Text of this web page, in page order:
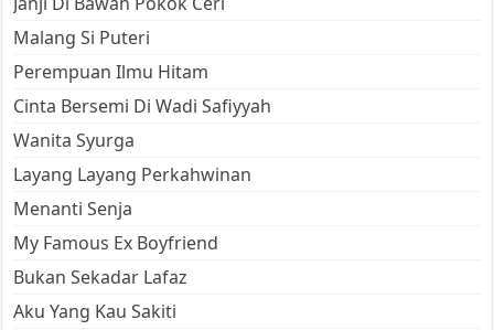
Malang Si Puteri
Perempuan Ilmu Hitam
Cinta Bersemi Di Wadi Safiyyah
Wanita Syurga
Layang Layang Perkahwinan
Menanti Senja
My Famous Ex Boyfriend
Bukan Sekadar Lafaz
Aku Yang Kau Sakiti